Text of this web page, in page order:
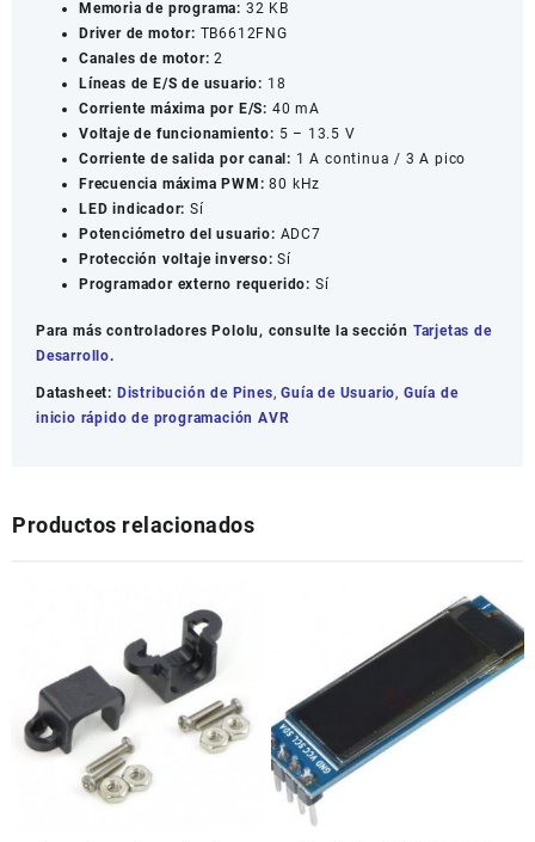
Memoria de programa: 32 KB
Driver de motor: TB6612FNG
Canales de motor: 2
Líneas de E/S de usuario: 18
Corriente máxima por E/S: 40 mA
Voltaje de funcionamiento: 5 – 13.5 V
Corriente de salida por canal: 1 A continua / 3 A pico
Frecuencia máxima PWM: 80 kHz
LED indicador: Sí
Potenciómetro del usuario: ADC7
Protección voltaje inverso: Sí
Programador externo requerido: Sí
Para más controladores Pololu, consulte la sección Tarjetas de
Desarrollo.
Datasheet: Distribución de Pines,Guía de Usuario, Guía de
inicio rápido de programación AVR
Productos relacionados